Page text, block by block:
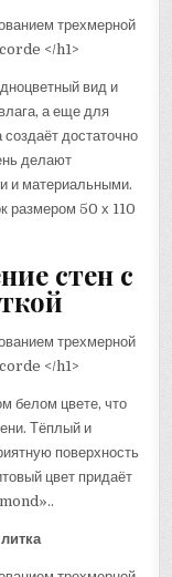
вид и
а еще для
достаточно
делают
и материальными.
размером 50 х 110
стен с
белом цвете, что
Тёплый и
поверхность
цвет придаёт